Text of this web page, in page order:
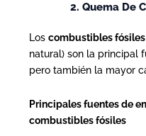
2. Quema De
Los combustibles fósiles
natural) son la principal
pero también la mayor
Principales fuentes de
combustibles fósiles